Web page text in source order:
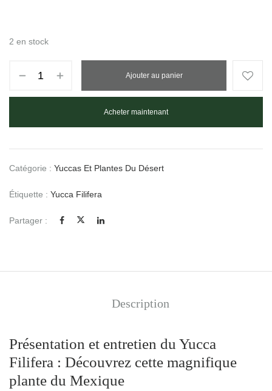
2 en stock
Ajouter au panier
Acheter maintenant
Catégorie : Yuccas Et Plantes Du Désert
Étiquette : Yucca Filifera
Partager :
Description
Présentation et entretien du Yucca
Filifera : Découvrez cette magnifique
plante du Mexique